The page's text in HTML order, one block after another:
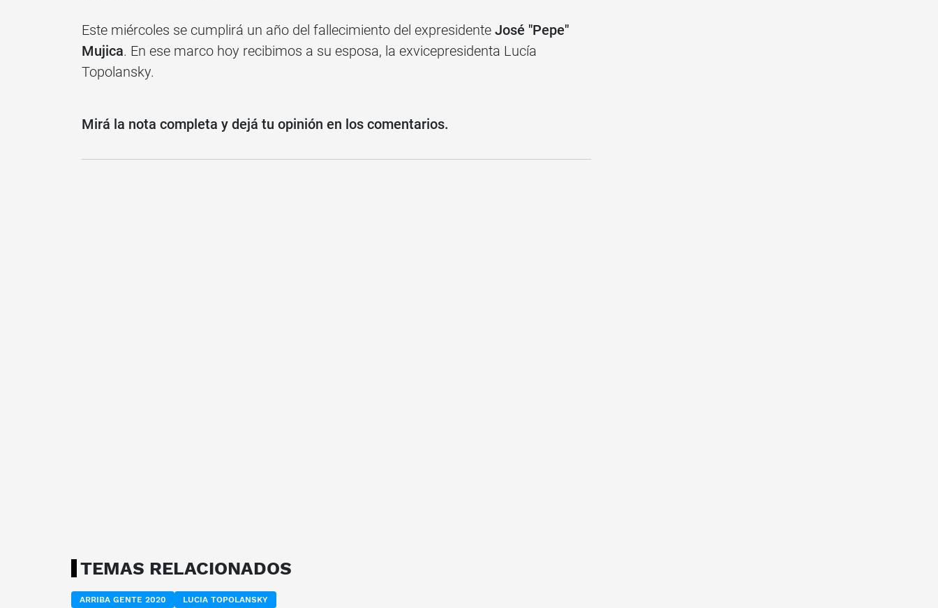
Este miércoles se cumplirá un año del fallecimiento del expresidente José "Pepe"
Mujica. En ese marco hoy recibimos a su esposa, la exvicepresidenta Lucía
Topolansky.
Mirá la nota completa y dejá tu opinión en los comentarios.
TEMAS RELACIONADOS
ARRIBA GENTE 2020 LUCIA TOPOLANSKY